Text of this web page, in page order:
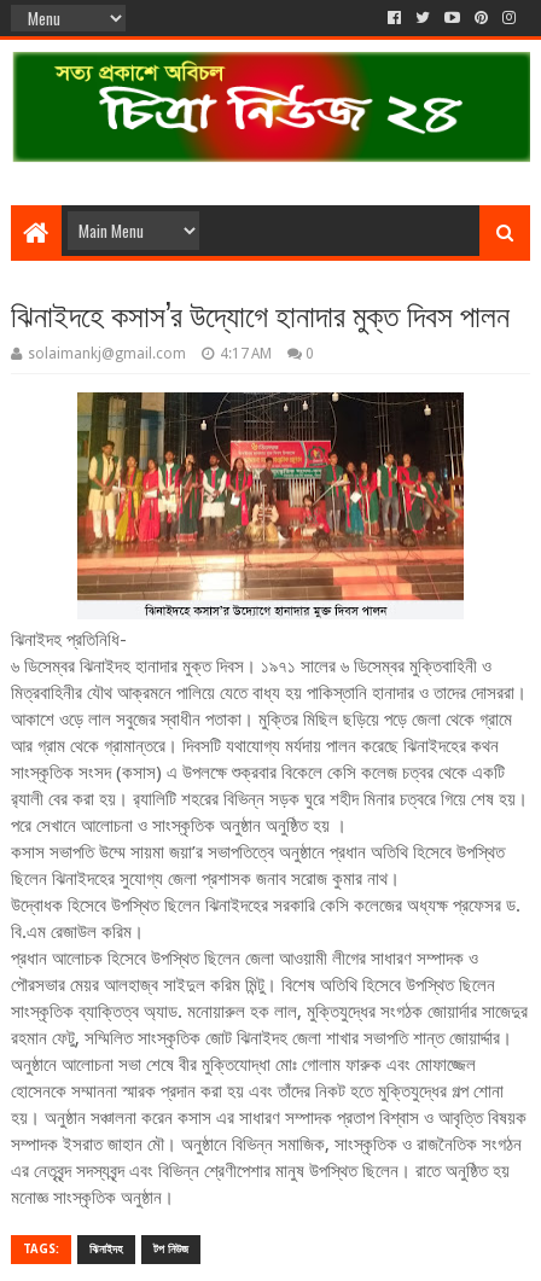
ঝিনাইদহে কসাস’র উদ্যোগে হানাদার মুক্ত দিবস পালন
solaimankj@gmail.com 4:17 AM 0
ঝিনাইদহ প্রতিনিধি-
৬ ডিসেম্বর ঝিনাইদহ হানাদার মুক্ত দিবস। ১৯৭১ সালের ৬ ডিসেম্বর মুক্তিবাহিনী ও
মিত্রবাহিনীর যৌথ আক্রমনে পালিয়ে যেতে বাধ্য হয় পাকিস্তানি হানাদার ও তাদের দোসররা।
আকাশে ওড়ে লাল সবুজের স্বাধীন পতাকা। মুক্তির মিছিল ছড়িয়ে পড়ে জেলা থেকে গ্রামে
আর গ্রাম থেকে গ্রামান্তরে। দিবসটি যথাযোগ্য মর্যদায় পালন করেছে ঝিনাইদহের কথন
সাংস্কৃতিক সংসদ (কসাস) এ উপলক্ষে শুক্রবার বিকেলে কেসি কলেজ চত্বর থেকে একটি
র‌্যালী বের করা হয়। র‌্যালিটি শহরের বিভিন্ন সড়ক ঘুরে শহীদ মিনার চত্বরে গিয়ে শেষ হয়।
পরে সেখানে আলোচনা ও সাংস্কৃতিক অনুষ্ঠান অনুষ্ঠিত হয় ।
কসাস সভাপতি উম্মে সায়মা জয়া’র সভাপতিত্বে অনুষ্ঠানে প্রধান অতিথি হিসেবে উপস্থিত
ছিলেন ঝিনাইদহের সুযোগ্য জেলা প্রশাসক জনাব সরোজ কুমার নাথ।
উদ্বোধক হিসেবে উপস্থিত ছিলেন ঝিনাইদহের সরকারি কেসি কলেজের অধ্যক্ষ প্রফেসর ড.
বি.এম রেজাউল করিম।
প্রধান আলোচক হিসেবে উপস্থিত ছিলেন জেলা আওয়ামী লীগের সাধারণ সম্পাদক ও
পৌরসভার মেয়র আলহাজ্ব সাইদুল করিম মিন্টু। বিশেষ অতিথি হিসেবে উপস্থিত ছিলেন
সাংস্কৃতিক ব্যাক্তিত্ব অ্যাড. মনোয়ারুল হক লাল, মুক্তিযুদ্ধের সংগঠক জোয়ার্দার সাজেদুর
রহমান ফেটু, সম্মিলিত সাংস্কৃতিক জোট ঝিনাইদহ জেলা শাখার সভাপতি শান্ত জোয়ার্দ্দার।
অনুষ্ঠানে আলোচনা সভা শেষে বীর মুক্তিযোদ্ধা মোঃ গোলাম ফারুক এবং মোফাজ্জেল
হোসেনকে সম্মাননা স্মারক প্রদান করা হয় এবং তাঁদের নিকট হতে মুক্তিযুদ্ধের গল্প শোনা
হয়। অনুষ্ঠান সঞ্চালনা করেন কসাস এর সাধারণ সম্পাদক প্রতাপ বিশ্বাস ও আবৃত্তি বিষয়ক
সম্পাদক ইসরাত জাহান মৌ। অনুষ্ঠানে বিভিন্ন সমাজিক, সাংস্কৃতিক ও রাজনৈতিক সংগঠন
এর নেতৃবৃন্দ সদস্যবৃন্দ এবং বিভিন্ন শ্রেণীপেশার মানুষ উপস্থিত ছিলেন। রাতে অনুষ্ঠিত হয়
মনোজ্ঞ সাংস্কৃতিক অনুষ্ঠান।
TAGS: ঝিনাইদহ টপ নিউজ